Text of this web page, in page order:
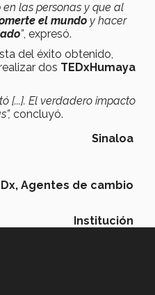
en las personas y que al
el mundo y hacer
”, expresó.
del éxito obtenido,
dos TEDxHumaya
[...]. El verdadero impacto
concluyó.
Sinaloa
Agentes de cambio
Institución